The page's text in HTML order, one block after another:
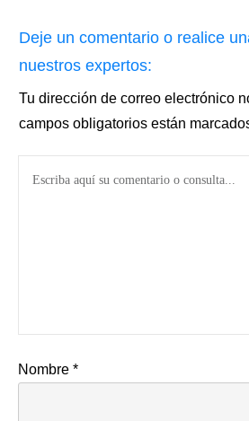
Deje un comentario o realice
nuestros expertos:
Tu dirección de correo electrónico
campos obligatorios están
Nombre *